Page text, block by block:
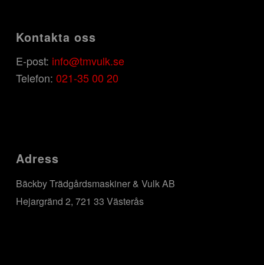
Kontakta oss
E-post: info@tmvulk.se
Telefon: 021-35 00 20
Adress
Bäckby Trädgårdsmaskiner & Vulk AB
Hejargränd 2, 721 33 Västerås